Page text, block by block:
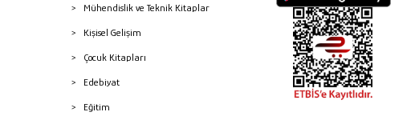
Mühendislik ve Teknik Kitaplar
Kişisel Gelişim
Çocuk Kitapları
Edebiyat
Eğitim